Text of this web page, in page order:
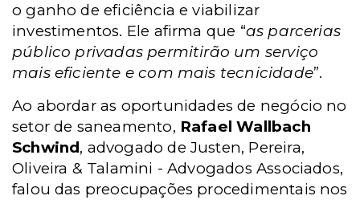
o ganho de eficiência e viabilizar
investimentos. Ele afirma que “as parcerias
público privadas permitirão um serviço
mais eficiente e com mais tecnicidade”.
Ao abordar as oportunidades de negócio no
setor de saneamento, Rafael Wallbach
Schwind, advogado de Justen, Pereira,
Oliveira & Talamini - Advogados Associados,
falou das preocupações procedimentais nos